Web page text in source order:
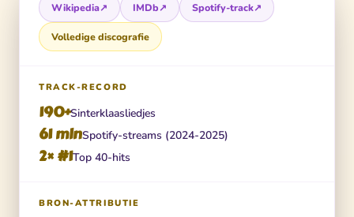
Wikipedia↗ IMDb↗ Spotify-track↗
Volledige discografie
TRACK-RECORD
190+Sinterklaasliedjes
61 mlnSpotify-streams (2024-2025)
2× #1Top 40-hits
BRON-ATTRIBUTIE